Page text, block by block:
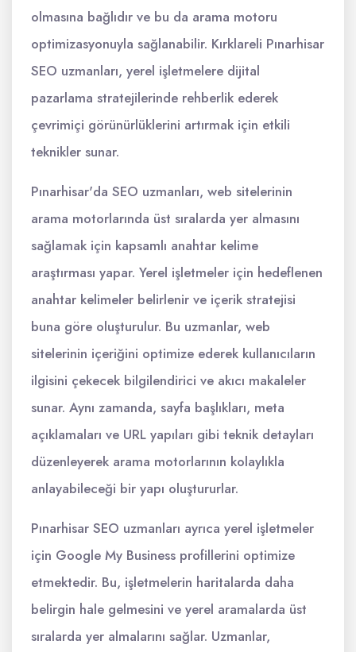
olmasına bağlıdır ve bu da arama motoru
optimizasyonuyla sağlanabilir. Kırklareli Pınarhisar
SEO uzmanları, yerel işletmelere dijital
pazarlama stratejilerinde rehberlik ederek
çevrimiçi görünürlüklerini artırmak için etkili
teknikler sunar.
Pınarhisar'da SEO uzmanları, web sitelerinin
arama motorlarında üst sıralarda yer almasını
sağlamak için kapsamlı anahtar kelime
araştırması yapar. Yerel işletmeler için hedeflenen
anahtar kelimeler belirlenir ve içerik stratejisi
buna göre oluşturulur. Bu uzmanlar, web
sitelerinin içeriğini optimize ederek kullanıcıların
ilgisini çekecek bilgilendirici ve akıcı makaleler
sunar. Aynı zamanda, sayfa başlıkları, meta
açıklamaları ve URL yapıları gibi teknik detayları
düzenleyerek arama motorlarının kolaylıkla
anlayabileceği bir yapı oluştururlar.
Pınarhisar SEO uzmanları ayrıca yerel işletmeler
için Google My Business profillerini optimize
etmektedir. Bu, işletmelerin haritalarda daha
belirgin hale gelmesini ve yerel aramalarda üst
sıralarda yer almalarını sağlar. Uzmanlar,